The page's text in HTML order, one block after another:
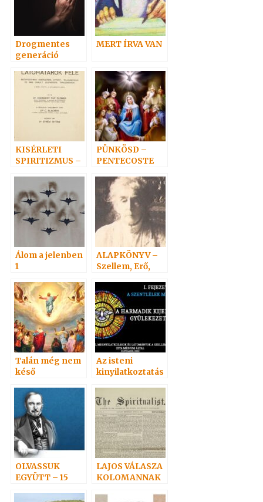
Drogmentes
generáció
MERT ÍRVA VAN
KISÉRLETI
SPIRITIZMUS –
ELEMÉR DR. 1.
PÜNKÖSD –
PENTECOSTE
Álom a jelenben
1
ALAPKÖNYV –
Szellem, Erő,
Talán még nem
késő
Az isteni
kinyilatkoztatás
OLVASSUK
EGYÜTT – 15
LAJOS VÁLASZA
KOLOMANNAK